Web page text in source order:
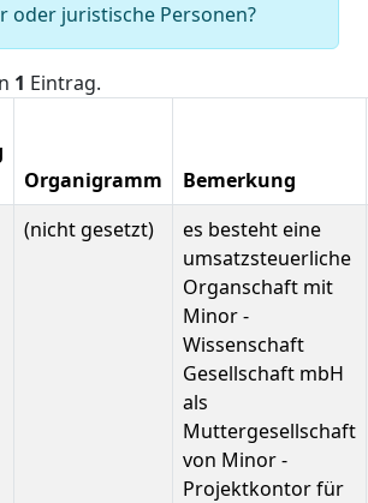
oder juristische Personen?
1 Eintrag.
Organigramm
Bemerkung
(nicht gesetzt)
es besteht eine
umsatzsteuerliche
Organschaft mit
Minor -
Wissenschaft
Gesellschaft mbH
als
Muttergesellschaft
von Minor -
Projektkontor für